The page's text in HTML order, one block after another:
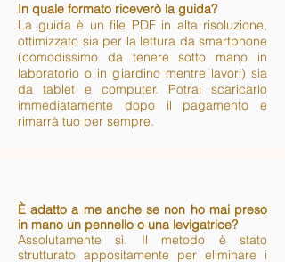
In quale formato riceverò la guida?
La guida è un file PDF in alta risoluzione,
ottimizzato sia per la lettura da smartphone
(comodissimo da tenere sotto mano in
laboratorio o in giardino mentre lavori) sia
da tablet e computer. Potrai scaricarlo
immediatamente dopo il pagamento e
rimarrà tuo per sempre.
È adatto a me anche se non ho mai preso
in mano un pennello o una levigatrice?
Assolutamente sì. Il metodo è stato
strutturato appositamente per eliminare i